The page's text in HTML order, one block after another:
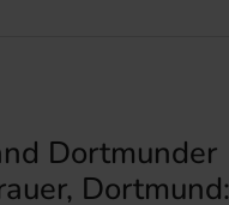
Dortmunder